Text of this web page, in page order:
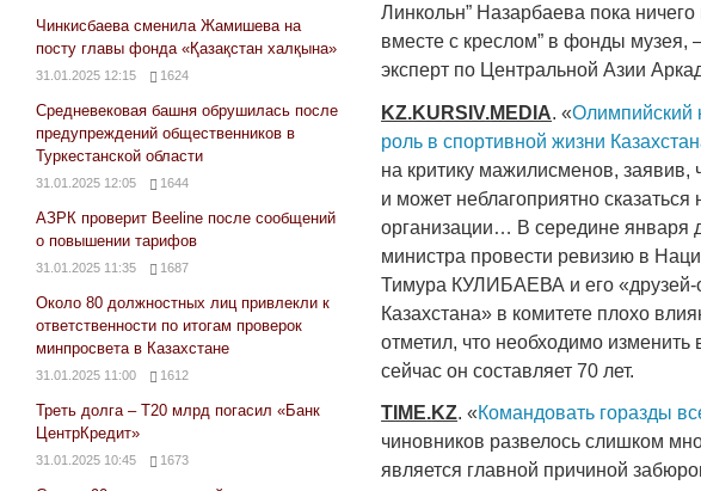
Линкольн” Назарбаева пока
вместе с креслом” в фонды музея,
эксперт по Центральной Азии
KZ.KURSIV.MEDIA. «Олимпийский
роль в спортивной жизни
на критику мажилисменов, заявив,
и может неблагоприятно
организации… В середине января
министра провести ревизию в
Тимура КУЛИБАЕВА и его «друзей-
Казахстана» в комитете плохо
отметил, что необходимо
сейчас он составляет 70 лет.
TIME.KZ. «Командовать горазды
чиновников развелось слишком
является главной причиной
Чинкисбаева сменила Жамишева на
посту главы фонда «Қазақстан халқына»
31.01.2025 12:15 1624
Средневековая башня обрушилась после
предупреждений общественников в
Туркестанской области
31.01.2025 12:05 1644
АЗРК проверит Beeline после сообщений
о повышении тарифов
31.01.2025 11:35 1687
Около 80 должностных лиц привлекли к
ответственности по итогам проверок
минпросвета в Казахстане
31.01.2025 11:00 1612
Треть долга – Т20 млрд погасил «Банк
ЦентрКредит»
31.01.2025 10:45 1673